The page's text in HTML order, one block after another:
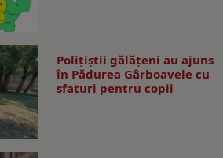
Polițiștii gălățeni au ajuns
în Pădurea Gârboavele cu
sfaturi pentru copii